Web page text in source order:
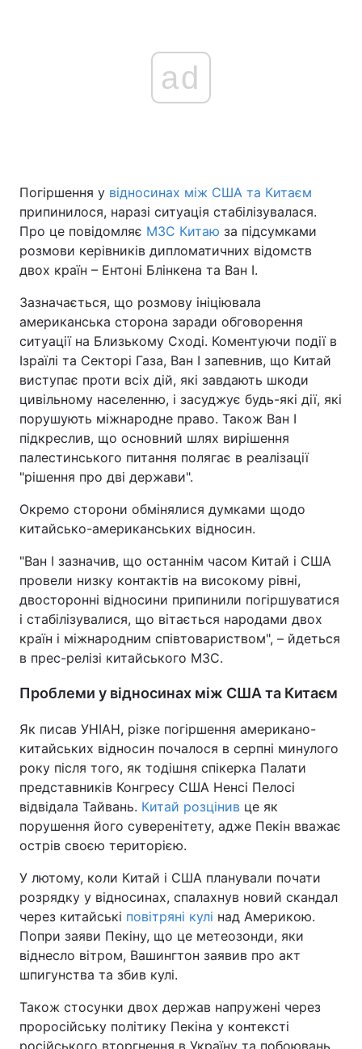
ad
Погіршення у відносинах між США та Китаєм
припинилося, наразі ситуація стабілізувалася.
Про це повідомляє МЗС Китаю за підсумками
розмови керівників дипломатичних відомств
двох країн – Ентоні Блінкена та Ван І.
Зазначається, що розмову ініціювала
американська сторона заради обговорення
ситуації на Близькому Сході. Коментуючи події в
Ізраїлі та Секторі Газа, Ван І запевнив, що Китай
виступає проти всіх дій, які завдають шкоди
цивільному населенню, і засуджує будь-які дії, які
порушують міжнародне право. Також Ван І
підкреслив, що основний шлях вирішення
палестинського питання полягає в реалізації
"рішення про дві держави".
Окремо сторони обмінялися думками щодо
китайсько-американських відносин.
"Ван І зазначив, що останнім часом Китай і США
провели низку контактів на високому рівні,
двосторонні відносини припинили погіршуватися
і стабілізувалися, що вітається народами двох
країн і міжнародним співтовариством", – йдеться
в прес-релізі китайського МЗС.
Проблеми у відносинах між США та Китаєм
Як писав УНІАН, різке погіршення американо-
китайських відносин почалося в серпні минулого
року після того, як тодішня спікерка Палати
представників Конгресу США Ненсі Пелосі
відвідала Тайвань. Китай розцінив це як
порушення його суверенітету, адже Пекін вважає
острів своєю територією.
У лютому, коли Китай і США планували почати
розрядку у відносинах, спалахнув новий скандал
через китайські повітряні кулі над Америкою.
Попри заяви Пекіну, що це метеозонди, яки
віднесло вітром, Вашингтон заявив про акт
шпигунства та збив кулі.
Також стосунки двох держав напружені через
проросійську політику Пекіна у контексті
російського вторгнення в Україну та побоювань